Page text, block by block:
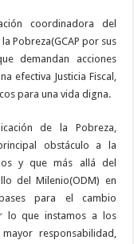
coordinadora del
Pobreza(GCAP por sus
demandan acciones
efectiva Justicia Fiscal,
para una vida digna.
de la Pobreza,
obstáculo a la
y que más allá del
del Milenio(ODM) en
para el cambio
lo que instamos a los
responsabilidad,